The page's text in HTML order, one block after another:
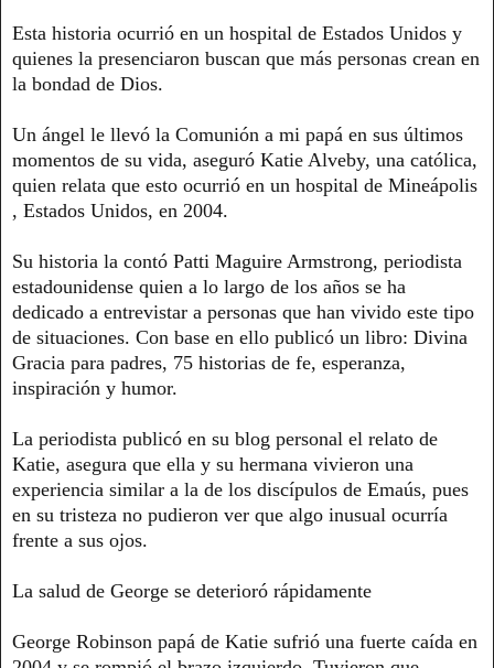
Esta historia ocurrió en un hospital de Estados Unidos y
quienes la presenciaron buscan que más personas crean en
la bondad de Dios.
Un ángel le llevó la Comunión a mi papá en sus últimos
momentos de su vida, aseguró Katie Alveby, una católica,
quien relata que esto ocurrió en un hospital de Mineápolis​
, Estados Unidos, en 2004.
Su historia la contó Patti Maguire Armstrong, periodista
estadounidense quien a lo largo de los años se ha
dedicado a entrevistar a personas que han vivido este tipo
de situaciones. Con base en ello publicó un libro: Divina
Gracia para padres, 75 historias de fe, esperanza,
inspiración y humor.
La periodista publicó en su blog personal el relato de
Katie, asegura que ella y su hermana vivieron una
experiencia similar a la de los discípulos de Emaús, pues
en su tristeza no pudieron ver que algo inusual ocurría
frente a sus ojos.
La salud de George se deterioró rápidamente
George Robinson papá de Katie sufrió una fuerte caída en